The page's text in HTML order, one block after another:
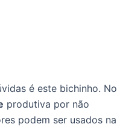
é este bichinho. No
produtiva por não
podem ser usados na